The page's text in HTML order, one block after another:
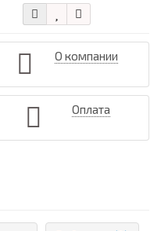
О компании
Оплата